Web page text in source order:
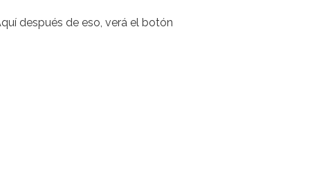
después de eso, verá el botón